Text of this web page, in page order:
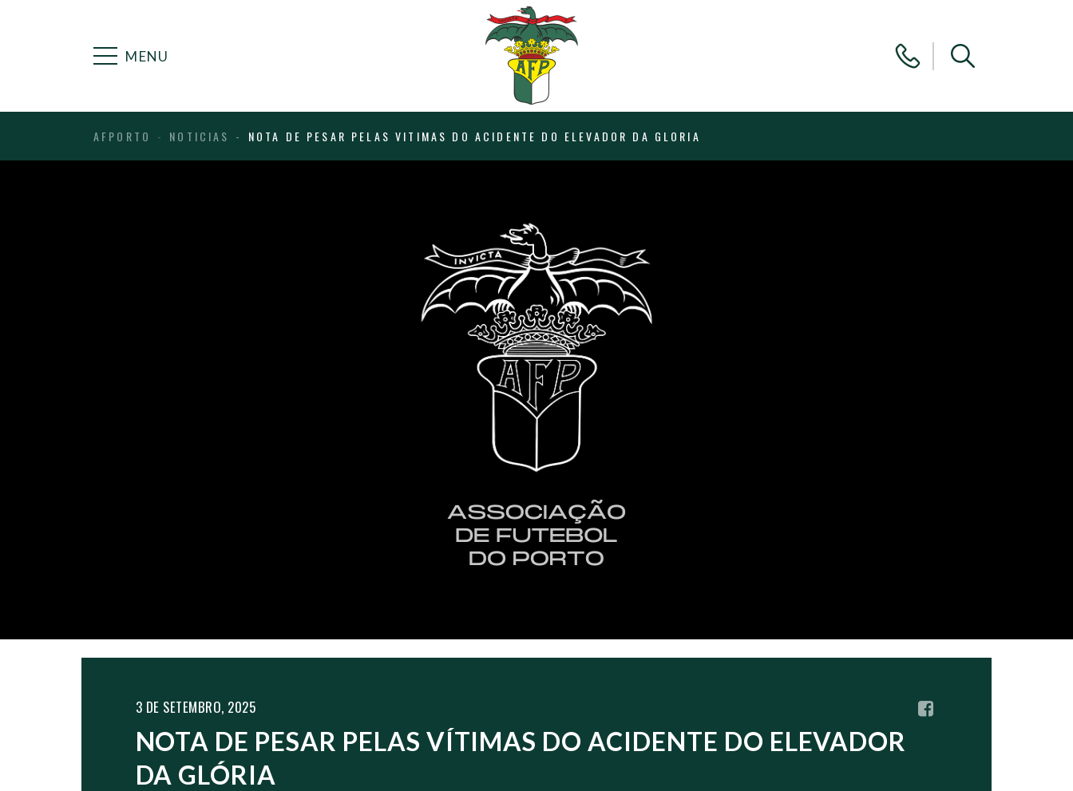
MENU
AFPORTO NOTICIAS NOTA DE PESAR PELAS VITIMAS DO ACIDENTE DO ELEVADOR DA GLORIA
3 DE SETEMBRO, 2025
NOTA DE PESAR PELAS VÍTIMAS DO ACIDENTE DO ELEVADOR
DA GLÓRIA